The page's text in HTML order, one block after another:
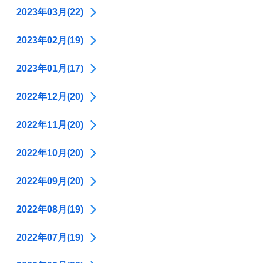
2023年03月(22)
2023年02月(19)
2023年01月(17)
2022年12月(20)
2022年11月(20)
2022年10月(20)
2022年09月(20)
2022年08月(19)
2022年07月(19)